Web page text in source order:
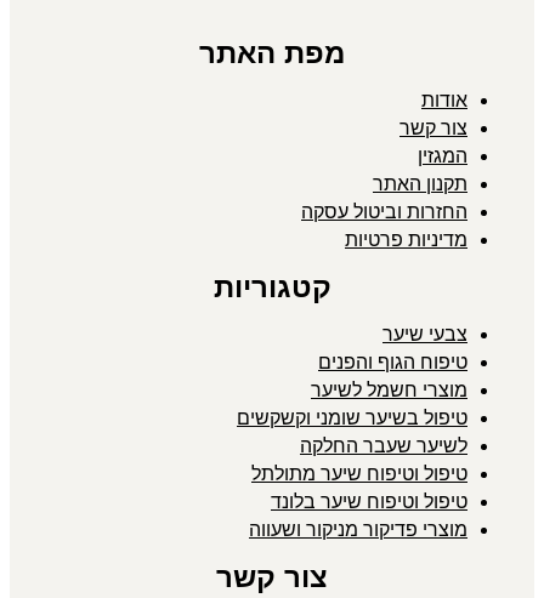
מפת האתר
אודות
צור קשר
המגזין
תקנון האתר
החזרות וביטול עסקה
מדיניות פרטיות
קטגוריות
צבעי שיער
טיפוח הגוף והפנים
מוצרי חשמל לשיער
טיפול בשיער שומני וקשקשים
לשיער שעבר החלקה
טיפול וטיפוח שיער מתולתל
טיפול וטיפוח שיער בלונד
מוצרי פדיקור מניקור ושעווה
צור קשר